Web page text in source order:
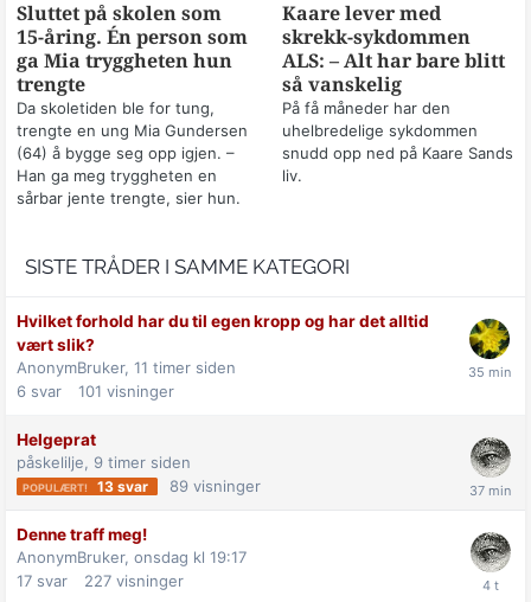
Sluttet på skolen som
15-åring. Én person som
ga Mia tryggheten hun
trengte
Da skoletiden ble for tung,
trengte en ung Mia Gundersen
(64) å bygge seg opp igjen. –
Han ga meg tryggheten en
sårbar jente trengte, sier hun.
Kaare lever med
skrekk-sykdommen
ALS: – Alt har bare blitt
så vanskelig
På få måneder har den
uhelbredelige sykdommen
snudd opp ned på Kaare Sands
liv.
SISTE TRÅDER I SAMME KATEGORI
Hvilket forhold har du til egen kropp og har det alltid
vært slik?
AnonymBruker, 11 timer siden
6 svar 101 visninger
Helgeprat
påskelilje, 9 timer siden
13 svar 89 visninger
Denne traff meg!
AnonymBruker, onsdag kl 19:17
17 svar 227 visninger